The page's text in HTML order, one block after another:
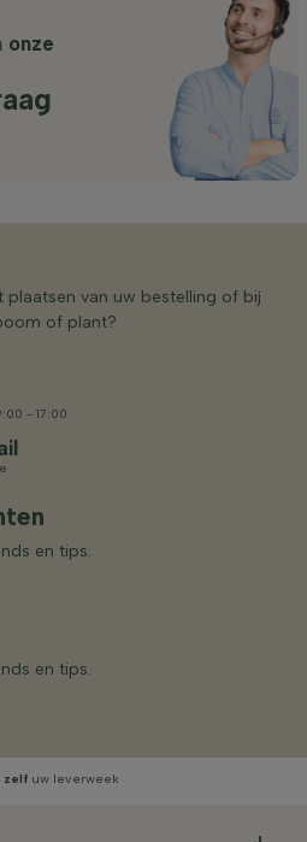
onze
plaatsen van uw bestelling of bij
of plant?
- 17:00
en tips.
en tips.
zelf uw leverweek